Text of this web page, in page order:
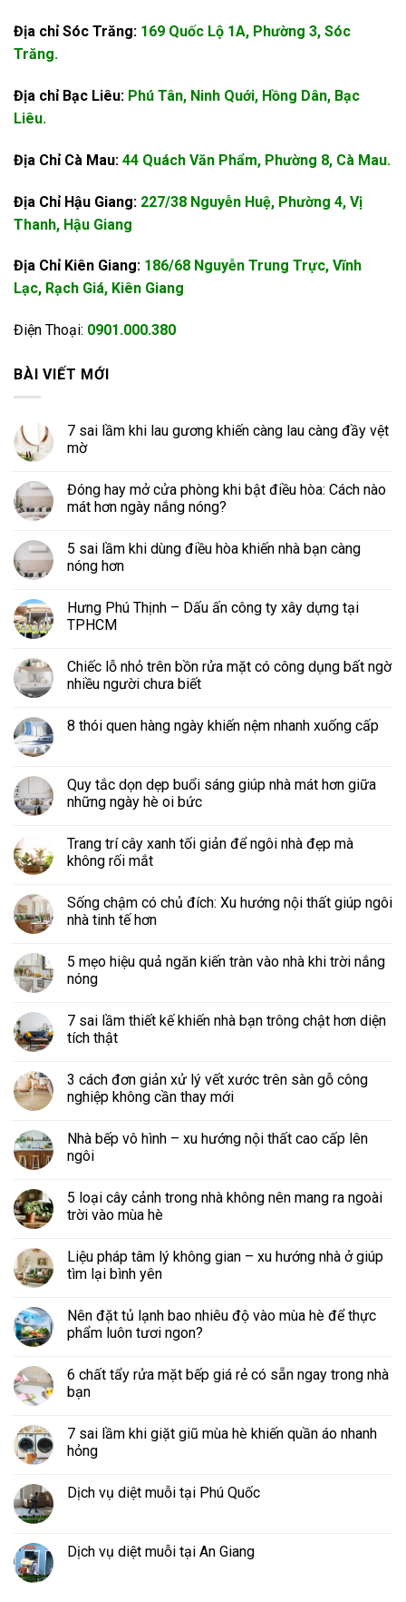
Địa chỉ Sóc Trăng: 169 Quốc Lộ 1A, Phường 3, Sóc
Trăng.
Địa chỉ Bạc Liêu: Phú Tân, Ninh Quới, Hồng Dân, Bạc
Liêu.
Địa Chỉ Cà Mau: 44 Quách Văn Phẩm, Phường 8, Cà Mau.
Địa Chỉ Hậu Giang: 227/38 Nguyễn Huệ, Phường 4, Vị
Thanh, Hậu Giang
Địa Chỉ Kiên Giang: 186/68 Nguyễn Trung Trực, Vĩnh
Lạc, Rạch Giá, Kiên Giang
Điện Thoại: 0901.000.380
BÀI VIẾT MỚI
7 sai lầm khi lau gương khiến càng lau càng đầy vệt
mờ
Đóng hay mở cửa phòng khi bật điều hòa: Cách nào
mát hơn ngày nắng nóng?
5 sai lầm khi dùng điều hòa khiến nhà bạn càng
nóng hơn
Hưng Phú Thịnh – Dấu ấn công ty xây dựng tại
TPHCM
Chiếc lỗ nhỏ trên bồn rửa mặt có công dụng bất ngờ
nhiều người chưa biết
8 thói quen hàng ngày khiến nệm nhanh xuống cấp
Quy tắc dọn dẹp buổi sáng giúp nhà mát hơn giữa
những ngày hè oi bức
Trang trí cây xanh tối giản để ngôi nhà đẹp mà
không rối mắt
Sống chậm có chủ đích: Xu hướng nội thất giúp ngôi
nhà tinh tế hơn
5 mẹo hiệu quả ngăn kiến tràn vào nhà khi trời nắng
nóng
7 sai lầm thiết kế khiến nhà bạn trông chật hơn diện
tích thật
3 cách đơn giản xử lý vết xước trên sàn gỗ công
nghiệp không cần thay mới
Nhà bếp vô hình – xu hướng nội thất cao cấp lên
ngôi
5 loại cây cảnh trong nhà không nên mang ra ngoài
trời vào mùa hè
Liệu pháp tâm lý không gian – xu hướng nhà ở giúp
tìm lại bình yên
Nên đặt tủ lạnh bao nhiêu độ vào mùa hè để thực
phẩm luôn tươi ngon?
6 chất tẩy rửa mặt bếp giá rẻ có sẵn ngay trong nhà
bạn
7 sai lầm khi giặt giũ mùa hè khiến quần áo nhanh
hỏng
Dịch vụ diệt muỗi tại Phú Quốc
Dịch vụ diệt muỗi tại An Giang